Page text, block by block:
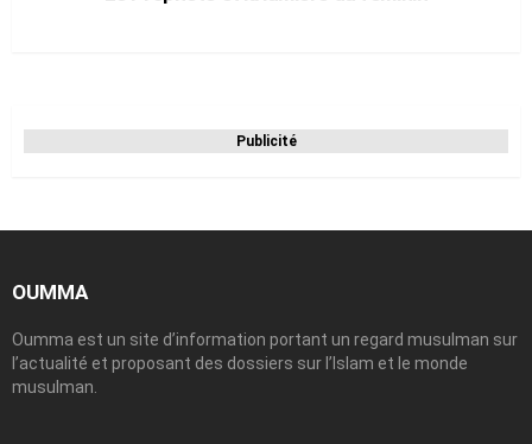
Publicité
OUMMA
Oumma est un site d’information portant un regard musulman sur
l’actualité et proposant des dossiers sur l’Islam et le monde
musulman.